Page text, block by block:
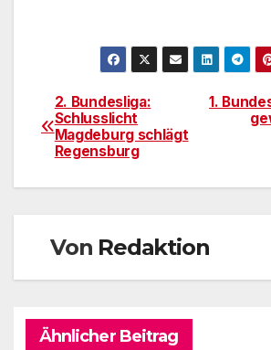
1.
2. Bundesliga:
Schlusslicht
Magdeburg schlägt
Regensburg
Von Redaktion
Ähnlicher Beitrag